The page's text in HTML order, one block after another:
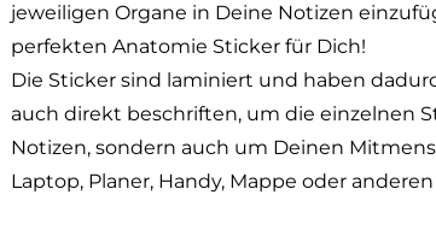
jeweiligen Organe in Deine Notizen
perfekten Anatomie Sticker für Dich!
Die Sticker sind laminiert und haben
auch direkt beschriften, um die einzelnen
Notizen, sondern auch um Deinen
Laptop, Planer, Handy, Mappe oder